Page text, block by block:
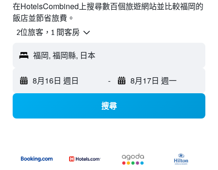
在HotelsCombined上搜尋數百個旅遊網站並比較福岡的
飯店並節省旅費。
2位旅客，1 間客房
福岡, 福岡縣, 日本
8月16日 週日 - 8月17日 週一
搜尋